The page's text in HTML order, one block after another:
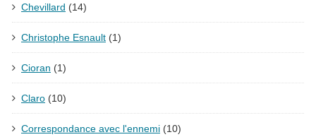
Chevillard (14)
Christophe Esnault (1)
Cioran (1)
Claro (10)
Correspondance avec l'ennemi (10)